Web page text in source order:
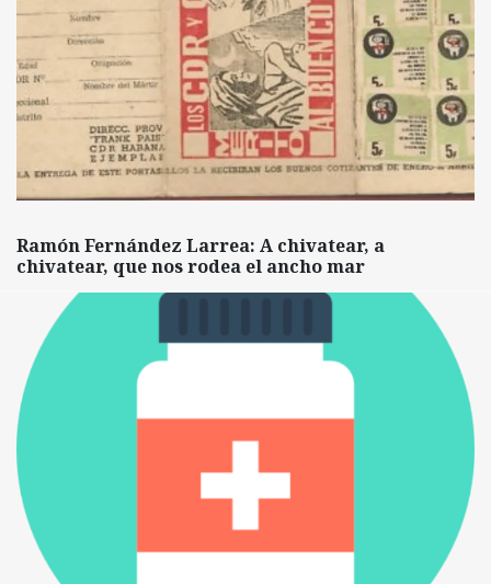
Ramón Fernández Larrea: A chivatear, a
chivatear, que nos rodea el ancho mar